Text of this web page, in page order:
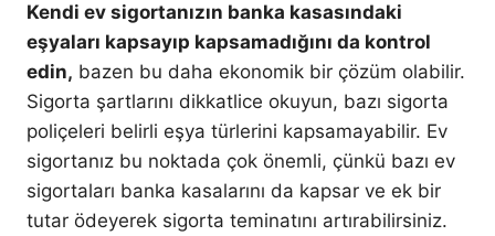
Kendi ev sigortanızın banka kasasındaki
eşyaları kapsayıp kapsamadığını da kontrol
edin, bazen bu daha ekonomik bir çözüm olabilir.
Sigorta şartlarını dikkatlice okuyun, bazı sigorta
poliçeleri belirli eşya türlerini kapsamayabilir. Ev
sigortanız bu noktada çok önemli, çünkü bazı ev
sigortaları banka kasalarını da kapsar ve ek bir
tutar ödeyerek sigorta teminatını artırabilirsiniz.